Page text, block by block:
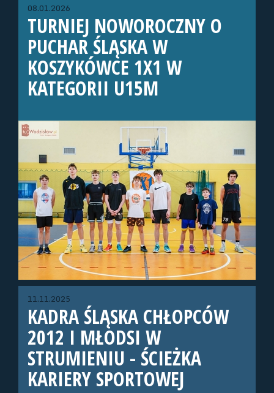
08.01.2026
TURNIEJ NOWOROCZNY O
PUCHAR ŚLĄSKA W
KOSZYKÓWCE 1X1 W
KATEGORII U15M
11.11.2025
KADRA ŚLĄSKA CHŁOPCÓW
2012 I MŁODSI W
STRUMIENIU - ŚCIEŻKA
KARIERY SPORTOWEJ